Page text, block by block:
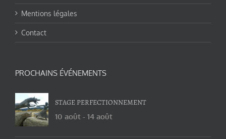
Mentions légales
Contact
PROCHAINS ÉVÉNEMENTS
STAGE PERFECTIONNEMENT
10 août - 14 août